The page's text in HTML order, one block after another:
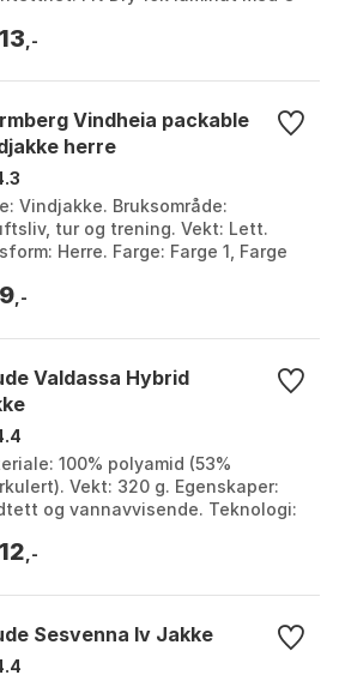
Farge: Bla...
,-
Vindheia packable
herre
Vindjakke. Bruksområde:
tur og trening. Vekt: Lett.
Herre. Farge: Farge 1, Farge
,-
Valdassa Hybrid
100% polyamid (53%
Vekt: 320 g. Egenskaper:
og vannavvisende. Teknologi:
sea, Wh...
,-
Sesvenna Iv Jakke